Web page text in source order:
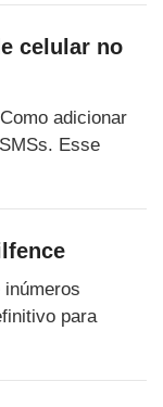
celular no
adicionar
Esse
para